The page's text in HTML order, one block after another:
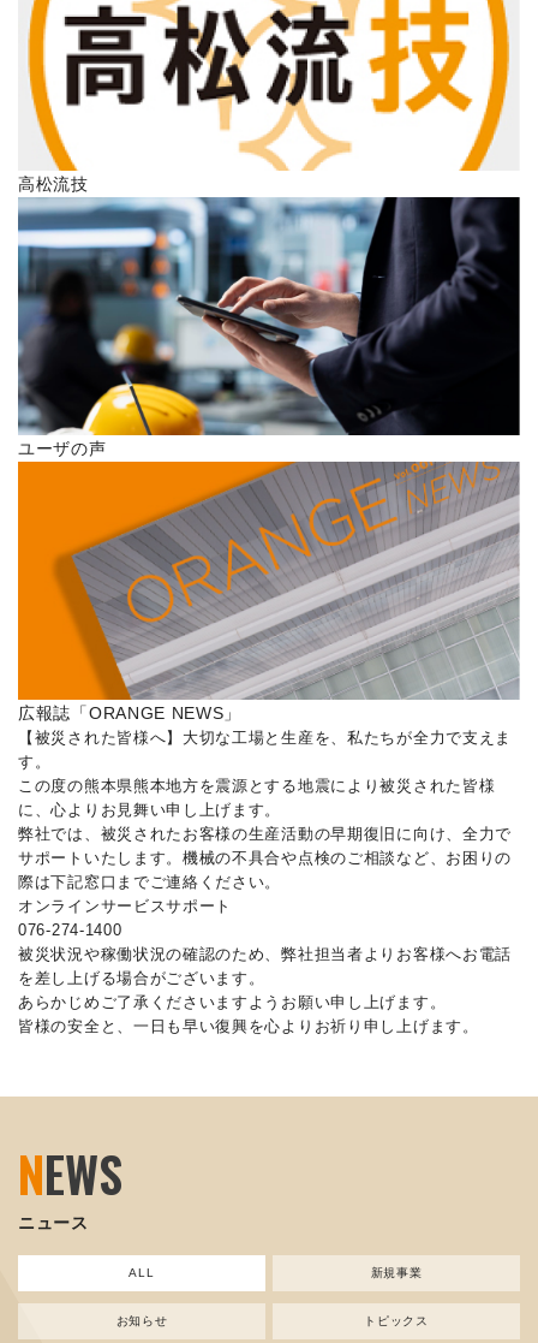
高松流技
ユーザの声
広報誌「ORANGE NEWS」
【被災された皆様へ】大切な工場と生産を、私たちが全力で支えま
す。
この度の熊本県熊本地方を震源とする地震により被災された皆様
に、心よりお見舞い申し上げます。
弊社では、被災されたお客様の生産活動の早期復旧に向け、全力で
サポートいたします。機械の不具合や点検のご相談など、お困りの
際は下記窓口までご連絡ください。
オンラインサービスサポート
076-274-1400
被災状況や稼働状況の確認のため、弊社担当者よりお客様へお電話
を差し上げる場合がございます。
あらかじめご了承くださいますようお願い申し上げます。
皆様の安全と、一日も早い復興を心よりお祈り申し上げます。
NEWS
ニュース
ALL 新規事業
お知らせ トピックス